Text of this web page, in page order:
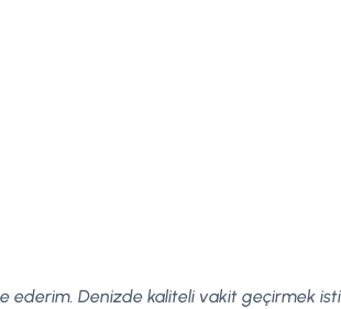
ederim. Denizde kaliteli vakit geçirmek